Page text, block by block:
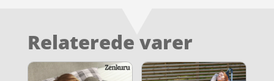
Relaterede varer